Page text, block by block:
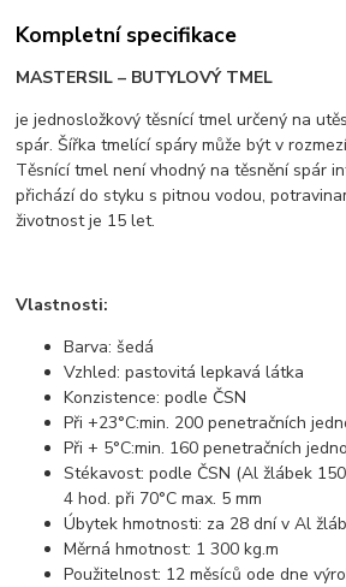
Kompletní specifikace
MASTERSIL – BUTYLOVÝ TMEL
je jednosložkový těsnící tmel určený na
spár. Šířka tmelící spáry může být v
Těsnící tmel není vhodný na těsnění spár
přichází do styku s pitnou vodou,
životnost je 15 let.
Vlastnosti:
Barva: šedá
Vzhled: pastovitá lepkavá látka
Konzistence: podle ČSN
Při +23°C:min. 200 penetračních
Při + 5°C:min. 160 penetračních
Stékavost: podle ČSN (Al žlábek
4 hod. při 70°C max. 5 mm
Úbytek hmotnosti: za 28 dní v Al
Měrná hmotnost: 1 300 kg.m
Použitelnost: 12 měsíců ode dne